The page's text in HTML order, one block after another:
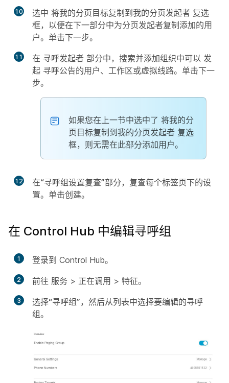
10 选中 将我的分页目标复制到我的分页发起者 复选
框，以便在下一部分中为分页发起者复制添加的用
户。单击下一步。
11 在 寻呼发起者 部分中，搜索并添加组织中可以 发
起 寻呼公告的用户、工作区或虚拟线路。单击下一
步。
如果您在上一节中选中了 将我的分
页目标复制到我的分页发起者 复选
框，则无需在此部分添加用户。
12 在“寻呼组设置复查”部分，复查每个标签页下的设
置。单击创建。
在 Control Hub 中编辑寻呼组
1 登录到 Control Hub。
2 前往 服务 > 正在调用 > 特征。
3 选择“寻呼组”，然后从列表中选择要编辑的寻呼
组。